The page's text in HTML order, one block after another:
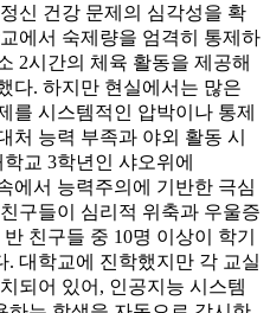
신 건강 문제의 심각성을 확
에서 숙제량을 엄격히 통제하
2시간의 체육 활동을 제공해
다. 하지만 현실에서는 많은
를 시스템적인 압박이나 통제
처 능력 부족과 야외 활동 시
교 3학년인 샤오위에
에서 능력주의에 기반한 극심
구들이 심리적 위축과 우울증
친구들 중 10명 이상이 학기
대학교에 진학했지만 각 교실
되어 있어, 인공지능 시스템